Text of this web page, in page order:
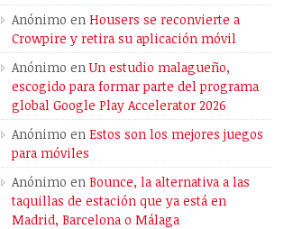
Anónimo en Housers se reconvierte a
Crowpire y retira su aplicación móvil
Anónimo enUn estudio malagueño,
escogido para formar parte del programa
global Google Play Accelerator 2026
Anónimo en Estos son los mejores juegos
para móviles
Anónimo en Bounce, la alternativa a las
taquillas de estación que ya está en
Madrid, Barcelona o Málaga